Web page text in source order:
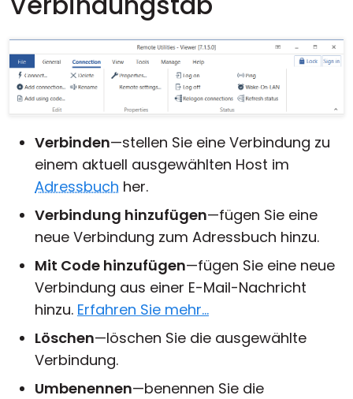
Verbinden—stellen Sie eine Verbindung zu
einem aktuell ausgewählten Host im
Adressbuch her.
Verbindung hinzufügen—fügen Sie eine
neue Verbindung zum Adressbuch hinzu.
Mit Code hinzufügen—fügen Sie eine neue
Verbindung aus einer E-Mail-Nachricht
hinzu. Erfahren Sie mehr...
Löschen—löschen Sie die ausgewählte
Verbindung.
Umbenennen—benennen Sie die